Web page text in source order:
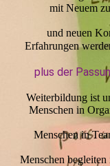
mit Neuem
und neuen
Erfahrungen
plus der
Weiterbildung ist
Menschen in
Menschen in
Menschen